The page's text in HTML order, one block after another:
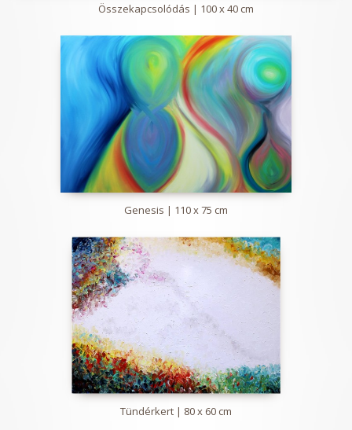
Összekapcsolódás | 100 x 40 cm
Genesis | 110 x 75 cm
Tündérkert | 80 x 60 cm